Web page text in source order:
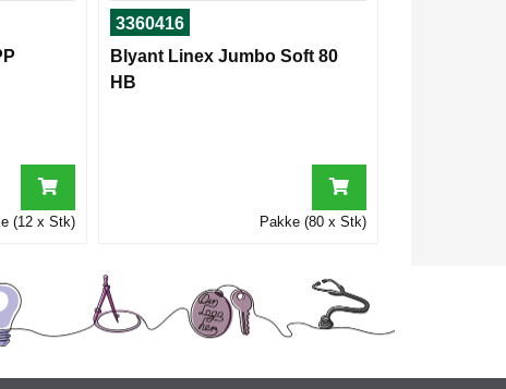
(12 x Stk)
3360416
Blyant Linex Jumbo Soft 80
HB
Pakke (80 x Stk)